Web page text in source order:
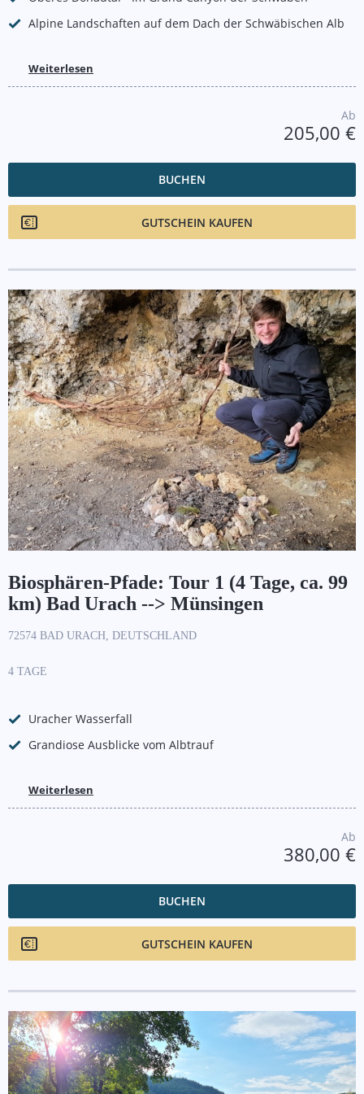
Alpine Landschaften auf dem Dach der Schwäbischen Alb
Weiterlesen
Ab
205,00 €
BUCHEN
GUTSCHEIN KAUFEN
Biosphären-Pfade: Tour 1 (4 Tage, ca. 99
km) Bad Urach --> Münsingen
72574 BAD URACH, DEUTSCHLAND
4 TAGE
Uracher Wasserfall
Grandiose Ausblicke vom Albtrauf
Weiterlesen
Ab
380,00 €
BUCHEN
GUTSCHEIN KAUFEN